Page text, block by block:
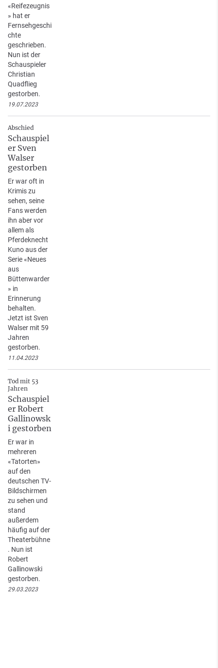
«Reifezeugnis
» hat er
Fernsehgeschi
chte
geschrieben.
Nun ist der
Schauspieler
Christian
Quadflieg
gestorben.
19.07.2023
Abschied
Schauspiel
er Sven
Walser
gestorben
Er war oft in
Krimis zu
sehen, seine
Fans werden
ihn aber vor
allem als
Pferdeknecht
Kuno aus der
Serie «Neues
aus
Büttenwarder
» in
Erinnerung
behalten.
Jetzt ist Sven
Walser mit 59
Jahren
gestorben.
11.04.2023
Tod mit 53
Jahren
Schauspiel
er Robert
Gallinowsk
i gestorben
Er war in
mehreren
«Tatorten»
auf den
deutschen TV-
Bildschirmen
zu sehen und
stand
außerdem
häufig auf der
Theaterbühne
. Nun ist
Robert
Gallinowski
gestorben.
29.03.2023